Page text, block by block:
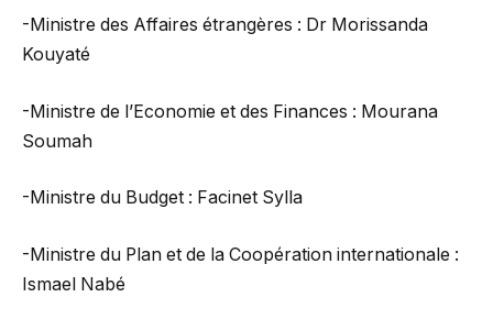
-Ministre des Affaires étrangères : Dr Morissanda
Kouyaté
-Ministre de l’Economie et des Finances : Mourana
Soumah
-Ministre du Budget : Facinet Sylla
-Ministre du Plan et de la Coopération internationale :
Ismael Nabé